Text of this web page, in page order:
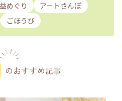
めぐり
アートさんぽ
ごほうび
のおすすめ記事